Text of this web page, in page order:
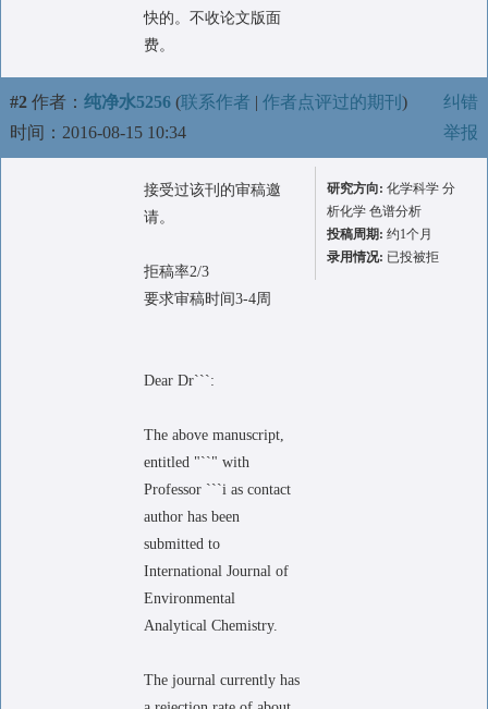
快的。不收论文版面
费。
#2 作者： 纯净水5256 (联系作者 | 作者点评过的期刊 )
时间：2016-08-15 10:34
纠错
举报
接受过该刊的审稿邀
请。
拒稿率2/3
要求审稿时间3-4周
Dear Dr```:
The above manuscript,
entitled "``" with
Professor ```i as contact
author has been
submitted to
International Journal of
Environmental
Analytical Chemistry.
The journal currently has
研究方向: 化学科学 分
析化学 色谱分析
投稿周期: 约1个月
录用情况: 已投被拒